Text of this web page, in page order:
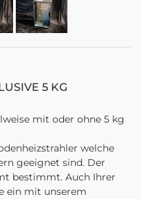
5 KG
mit oder ohne 5 kg
welche
geeignet sind. Der
bestimmt. Auch Ihrer
ein mit unserem